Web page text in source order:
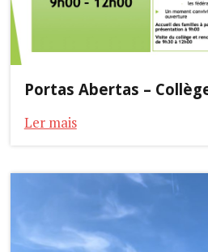
Portas Abertas –
Ler mais